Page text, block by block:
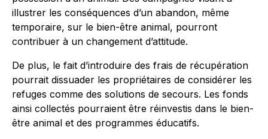
illustrer les conséquences d’un abandon, même
temporaire, sur le bien-être animal, pourront
contribuer à un changement d’attitude.
De plus, le fait d’introduire des frais de récupération
pourrait dissuader les propriétaires de considérer les
refuges comme des solutions de secours. Les fonds
ainsi collectés pourraient être réinvestis dans le bien-
être animal et des programmes éducatifs.